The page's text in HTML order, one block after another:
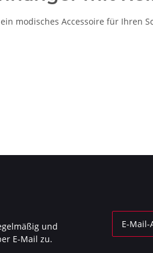
modisches Accessoire für
und
E-Mail zu.